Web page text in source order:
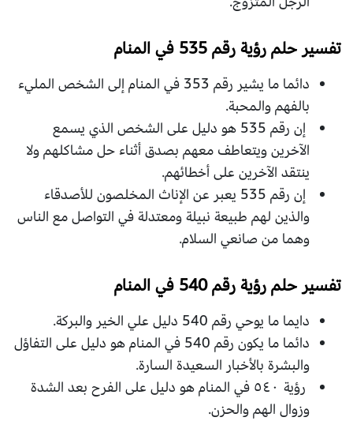
تفسير حلم رؤية رقم 535 في المنام
دائما ما يشير رقم 353 في المنام إلى الشخص المليء
بالفهم والمحبة.
إن رقم 535 هو دليل على الشخص الذي يسمع
الآخرين ويتعاطف معهم بصدق أثناء حل مشاكلهم ولا
ينتقد الآخرين على أخطائهم.
إن رقم 535 يعبر عن الإناث المخلصون للأصدقاء
والذين لهم طبيعة نبيلة ومعتدلة في التواصل مع الناس
وهما من صانعي السلام.
تفسير حلم رؤية رقم 540 في المنام
دايما ما يوحي رقم 540 دليل علي الخير والبركة.
دائما ما يكون رقم 540 في المنام هو دليل على التفاؤل
والبشرة بالأخبار السعيدة السارة.
رؤية ٥٤٠ في المنام هو دليل على الفرح بعد الشدة
وزوال الهم والحزن.